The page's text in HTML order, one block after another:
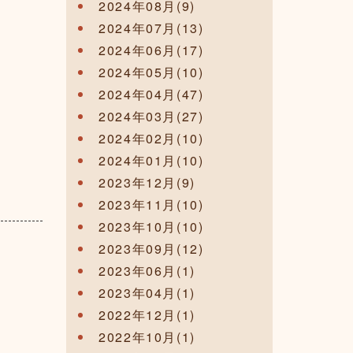
2024年08月(9)
2024年07月(13)
2024年06月(17)
2024年05月(10)
2024年04月(47)
2024年03月(27)
2024年02月(10)
2024年01月(10)
2023年12月(9)
2023年11月(10)
2023年10月(10)
2023年09月(12)
2023年06月(1)
2023年04月(1)
2022年12月(1)
2022年10月(1)